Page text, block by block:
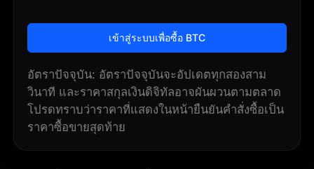
เข้าสู่ระบบเพื่อซื้อ BTC
อัตราปัจจุบัน: อัตราปัจจุบันจะอัปเดตทุกสองสาม
วินาที และราคาสกุลเงินดิจิทัลอาจผันผวนตามตลาด
โปรดทราบว่าราคาที่แสดงในหน้ายืนยันคำสั่งซื้อเป็น
ราคาซื้อขายสุดท้าย